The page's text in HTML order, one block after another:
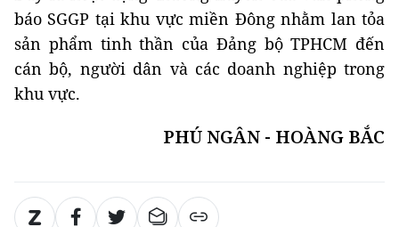
báo SGGP tại khu vực miền Đông nhằm lan tỏa
sản phẩm tinh thần của Đảng bộ TPHCM đến
cán bộ, người dân và các doanh nghiệp trong
khu vực.
PHÚ NGÂN - HOÀNG BẮC